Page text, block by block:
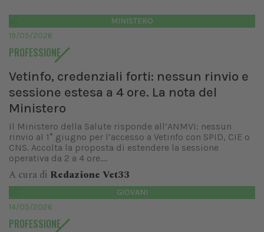
MINISTERO
19/05/2026
PROFESSIONE
Vetinfo, credenziali forti: nessun rinvio e
sessione estesa a 4 ore. La nota del
Ministero
Il Ministero della Salute risponde all’ANMVI: nessun
rinvio al 1° giugno per l’accesso a Vetinfo con SPID, CIE o
CNS. Accolta la proposta di estendere la sessione
operativa da 2 a 4 ore....
A cura di Redazione Vet33
GIOVANI
14/05/2026
PROFESSIONE